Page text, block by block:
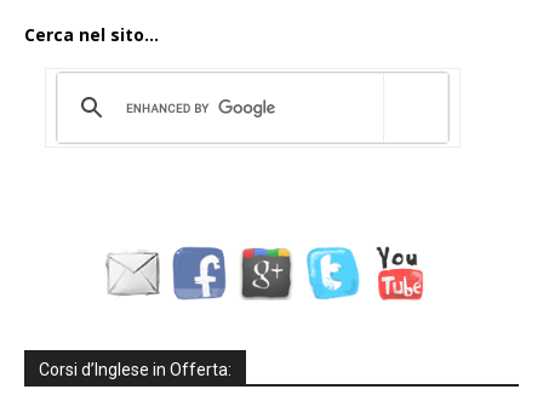
Cerca nel sito...
Corsi d’Inglese in Offerta: